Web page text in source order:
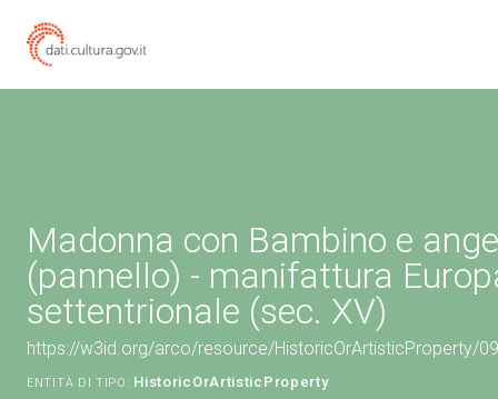
Madonna con Bambino e
(pannello) - manifattura
settentrionale (sec. XV)
https://w3id.org/arco/resource/HistoricOrArtisticProperty/
ENTITÀ DI TIPO: HistoricOrArtisticProperty